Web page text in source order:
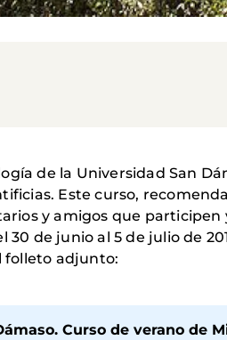
de la Universidad San
Este curso,
y amigos que
30 de junio al 5 de julio de
folleto adjunto:
Curso de verano de